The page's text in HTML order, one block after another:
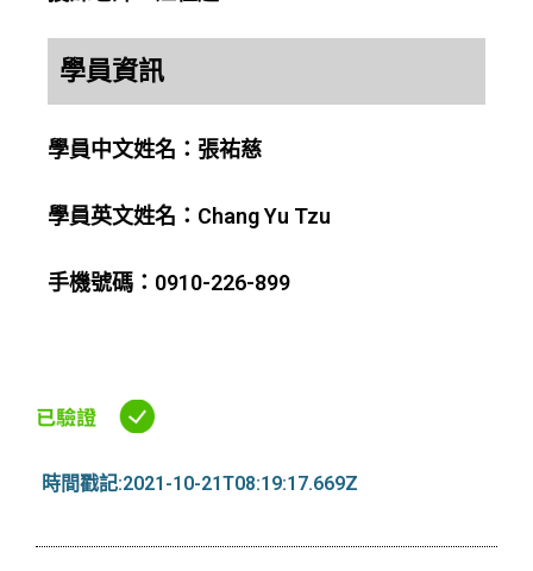
學員資訊
學員中文姓名：張祐慈
學員英文姓名：Chang Yu Tzu
手機號碼：0910-226-899
時間戳記:2021-10-21T08:19:17.669Z